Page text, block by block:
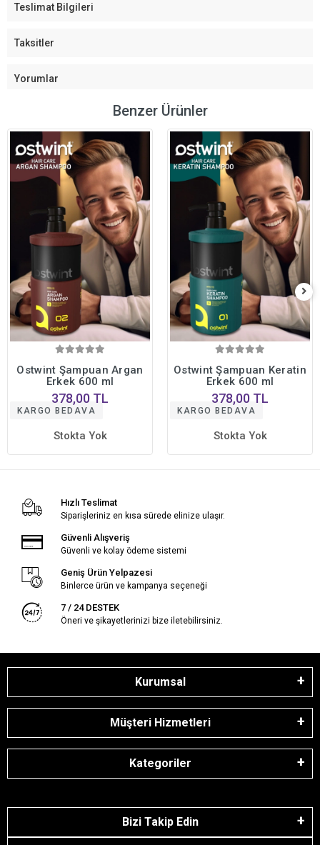
Teslimat Bilgileri
Taksitler
Yorumlar
Benzer Ürünler
Ostwint Şampuan Argan
Erkek 600 ml
378,00 TL
KARGO BEDAVA
Stokta Yok
Ostwint Şampuan Keratin
Erkek 600 ml
378,00 TL
KARGO BEDAVA
Stokta Yok
Hızlı Teslimat
Siparişleriniz en kısa sürede elinize ulaşır.
Güvenli Alışveriş
Güvenli ve kolay ödeme sistemi
Geniş Ürün Yelpazesi
Binlerce ürün ve kampanya seçeneği
7 / 24 DESTEK
Öneri ve şikayetlerinizi bize iletebilirsiniz.
Kurumsal
Müşteri Hizmetleri
Kategoriler
Bizi Takip Edin